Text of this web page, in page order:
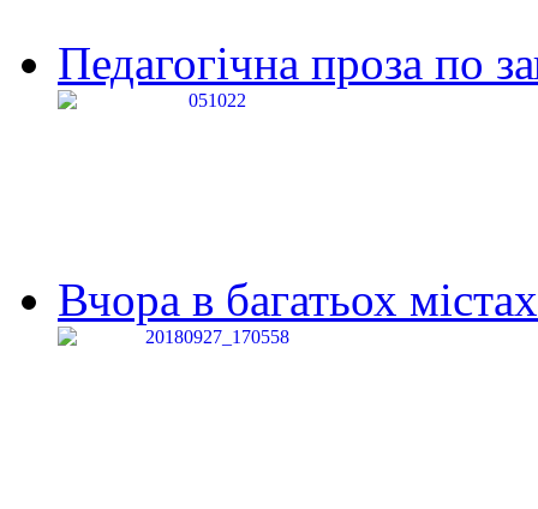
Педагогічна проза по
Вчора в багатьох